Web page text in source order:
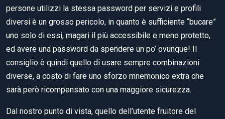
persone utilizzi la stessa password per servizi e profili
diversi è un grosso pericolo, in quanto è sufficiente “bucare”
uno solo di essi, magari il più accessibile e meno protetto,
ed avere una password da spendere un po’ ovunque! Il
consiglio è quindi quello di usare sempre combinazioni
diverse, a costo di fare uno sforzo mnemonico extra che
sarà però ricompensato con una maggiore sicurezza.
Dal nostro punto di vista, quello dell’utente fruitore del